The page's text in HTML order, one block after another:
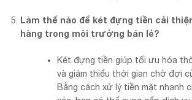
Làm thế nào để két đựng tiền cải
hàng trong môi trường bán lẻ?
Két đựng tiền giúp tối ưu hóa
và giảm thiểu thời gian chờ đợi
Bằng cách xử lý tiền mặt nhanh